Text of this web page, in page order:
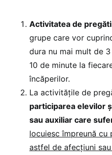
Activitatea de
grupe care vor
dura nu mai mult de
10 de minute la
încăperilor.
La activitățile de
participarea elevilor
sau auxiliar care
locuiesc împreună cu
astfel de afecțiuni